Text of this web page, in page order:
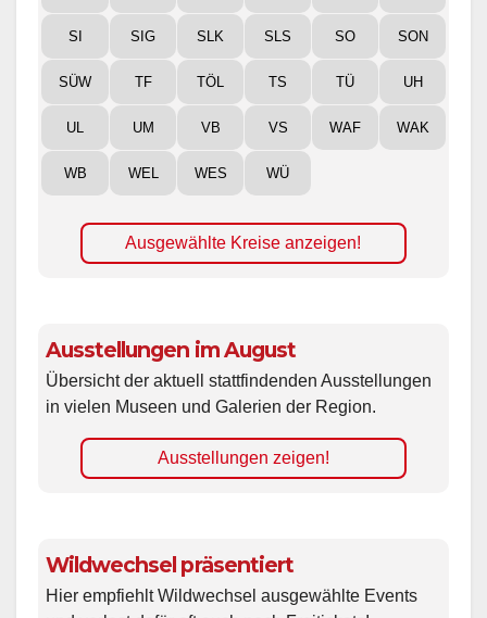
SI SIG SLK SLS SO SON
SÜW TF TÖL TS TÜ UH
UL UM VB VS WAF WAK
WB WEL WES WÜ
Ausgewählte Kreise anzeigen!
Ausstellungen im August
Übersicht der aktuell stattfindenden Ausstellungen
in vielen Museen und Galerien der Region.
Ausstellungen zeigen!
Wildwechsel präsentiert
Hier empfiehlt Wildwechsel ausgewählte Events